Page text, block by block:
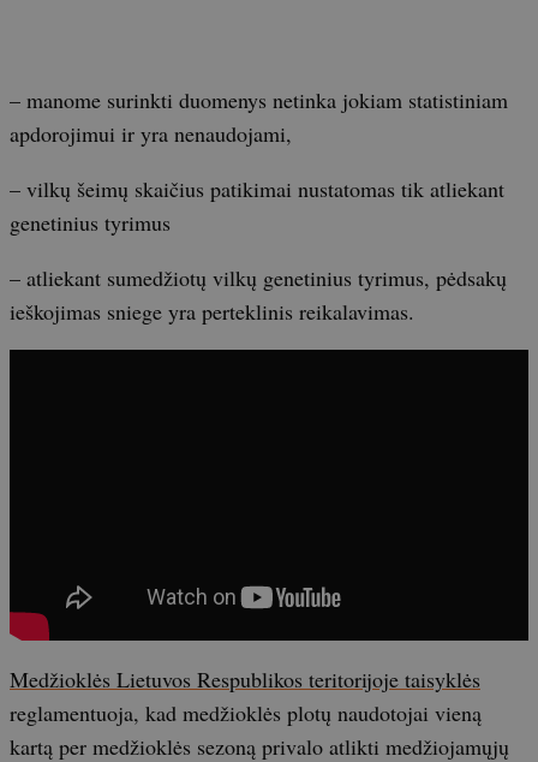
– manome surinkti duomenys netinka jokiam statistiniam
apdorojimui ir yra nenaudojami,
– vilkų šeimų skaičius patikimai nustatomas tik atliekant
genetinius tyrimus
– atliekant sumedžiotų vilkų genetinius tyrimus, pėdsakų
ieškojimas sniege yra perteklinis reikalavimas.
Medžioklės Lietuvos Respublikos teritorijoje taisyklės
reglamentuoja, kad medžioklės plotų naudotojai vieną
kartą per medžioklės sezoną privalo atlikti medžiojamųjų